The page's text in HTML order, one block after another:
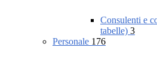
Consulenti e
tabelle) 3
Personale 176